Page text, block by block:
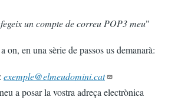
un compte de correu POP3 meu"
on, en una sèrie de passos us demanarà:
exemple@elmeudomini.cat
a posar la vostra adreça electrònica